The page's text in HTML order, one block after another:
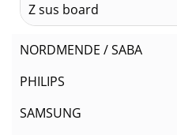
Z sus board
NORDMENDE / SABA
PHILIPS
SAMSUNG